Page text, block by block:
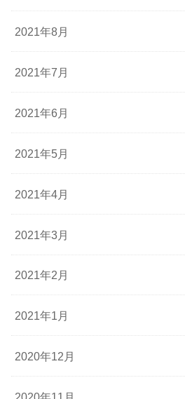
2021年8月
2021年7月
2021年6月
2021年5月
2021年4月
2021年3月
2021年2月
2021年1月
2020年12月